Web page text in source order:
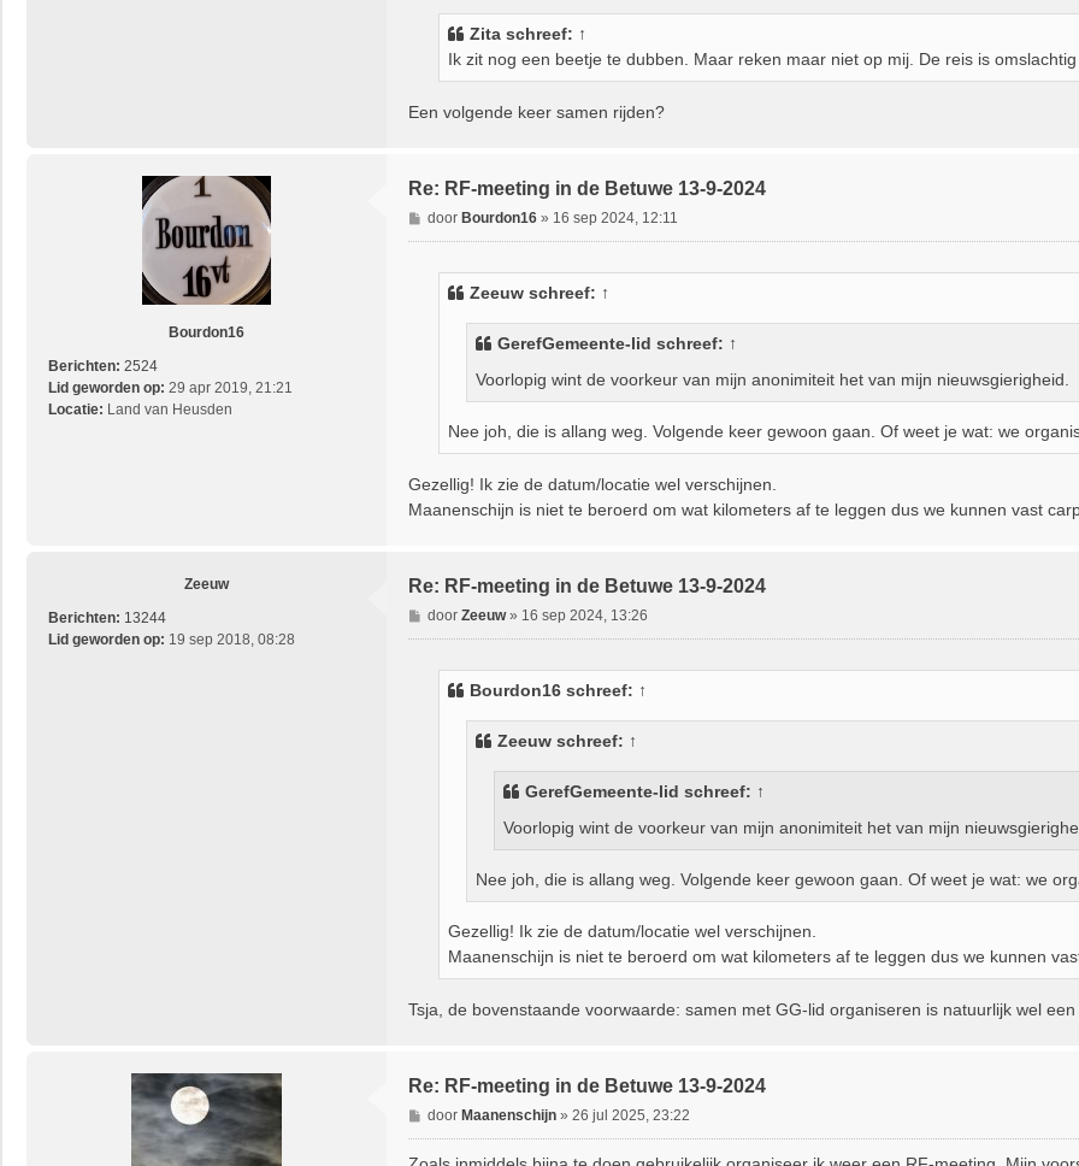
Zita schreef: ↑
Ik zit nog een beetje te dubben. Maar reken maar niet op mij. De reis is
Een volgende keer samen rijden?
Bourdon16
Berichten: 2524
Lid geworden op: 29 apr 2019, 21:21
Locatie: Land van Heusden
Re: RF-meeting in de Betuwe 13-9-2024
B
e
door Bourdon16» 16 sep 2024, 12:11
Zeeuw schreef: ↑
GerefGemeente-lid schreef: ↑
Voorlopig wint de voorkeur van mijn anonimiteit het van mijn nieuwsgierigheid.
Nee joh, die is allang weg. Volgende keer gewoon gaan. Of weet je wat: we
Gezellig! Ik zie de datum/locatie wel verschijnen.
Maanenschijn is niet te beroerd om wat kilometers af te leggen dus we kunnen vast
Zeeuw
Berichten: 13244
Lid geworden op: 19 sep 2018, 08:28
Re: RF-meeting in de Betuwe 13-9-2024
B
e
door Zeeuw» 16 sep 2024, 13:26
Bourdon16 schreef: ↑
Zeeuw schreef: ↑
GerefGemeente-lid schreef: ↑
Voorlopig wint de voorkeur van mijn anonimiteit het van mijn
Nee joh, die is allang weg. Volgende keer gewoon gaan. Of weet je wat: we
Gezellig! Ik zie de datum/locatie wel verschijnen.
Maanenschijn is niet te beroerd om wat kilometers af te leggen dus we kunnen
Tsja, de bovenstaande voorwaarde: samen met GG-lid organiseren is natuurlijk wel een
Re: RF-meeting in de Betuwe 13-9-2024
B
e
door Maanenschijn» 26 jul 2025, 23:22